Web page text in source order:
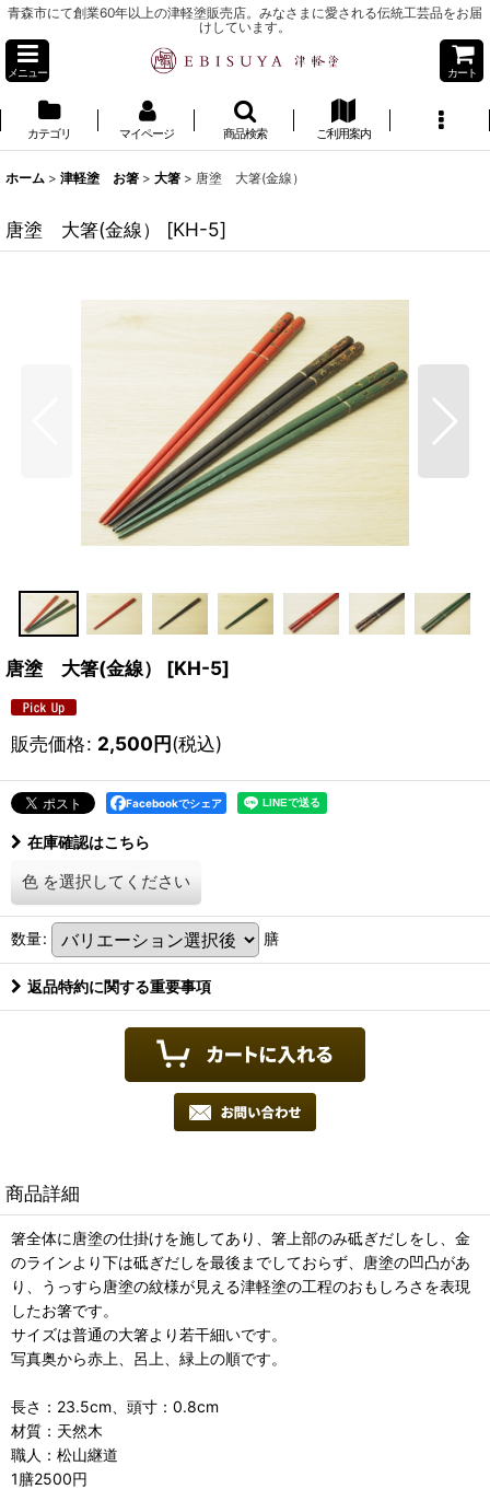
青森市にて創業60年以上の津軽塗販売店。みなさまに愛される伝統工芸品をお届
けしています。
メニュー カート
カテゴリ マイページ 商品検索 ご利用案内
ホーム > 津軽塗 お箸 > 大箸 > 唐塗 大箸(金線）
唐塗 大箸(金線） [KH-5]
唐塗 大箸(金線） [KH-5]
販売価格: 2,500円(税込)
Facebookでシェア
在庫確認はこちら
色 を選択してください
数量: 膳
返品特約に関する重要事項
商品詳細
箸全体に唐塗の仕掛けを施してあり、箸上部のみ砥ぎだしをし、金
のラインより下は砥ぎだしを最後までしておらず、唐塗の凹凸があ
り、うっすら唐塗の紋様が見える津軽塗の工程のおもしろさを表現
したお箸です。
サイズは普通の大箸より若干細いです。
写真奥から赤上、呂上、緑上の順です。
長さ：23.5cm、頭寸：0.8cm
材質：天然木
職人：松山継道
1膳2500円